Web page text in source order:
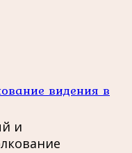
видения в
и